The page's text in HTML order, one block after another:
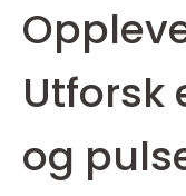
Utforsk
og